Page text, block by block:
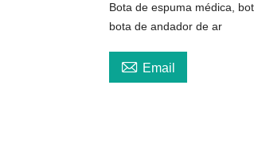
Bota de espuma médica,
bota de andador de ar
 Email